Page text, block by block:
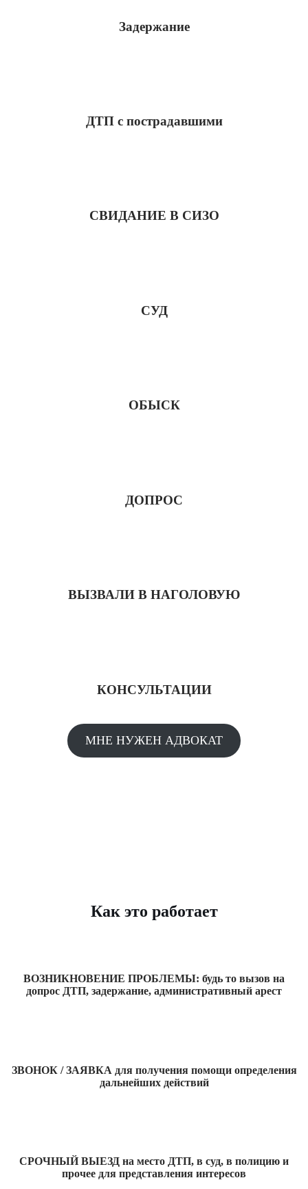
Задержание
ДТП с пострадавшими
СВИДАНИЕ В СИЗО
СУД
ОБЫСК
ДОПРОС
ВЫЗВАЛИ В НАГОЛОВУЮ
КОНСУЛЬТАЦИИ
МНЕ НУЖЕН АДВОКАТ
Как это работает
ВОЗНИКНОВЕНИЕ ПРОБЛЕМЫ: будь то вызов на
допрос ДТП, задержание, административный арест
ЗВОНОК / ЗАЯВКА для получения помощи определения
дальнейших действий
СРОЧНЫЙ ВЫЕЗД на место ДТП, в суд, в полицию и
прочее для представления интересов